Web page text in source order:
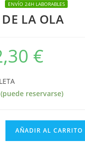
ENVÍO 24H LABORABLES
DE LA OLA
€.
€
reservarse)
AÑADIR AL CARRITO